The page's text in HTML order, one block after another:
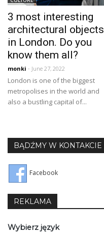
3 most interesting
architectural objects
in London. Do you
know them all?
monki - June 27, 2022
London is one of the biggest
metropolises in the world and
also a bustling capital of...
BĄDŹMY W KONTAKCIE
Facebook
REKLAMA
Wybierz język